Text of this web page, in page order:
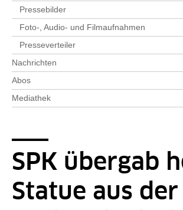
Pressebilder
Foto-, Audio- und Filmaufnahmen
Presseverteiler
Nachrichten
Abos
Mediathek
SPK übergab
Statue aus